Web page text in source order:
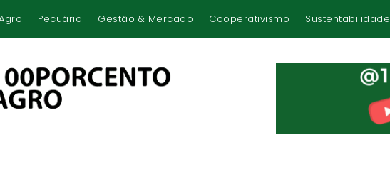
Pecuária Gestão & Mercado Cooperativismo Sustentabilidade